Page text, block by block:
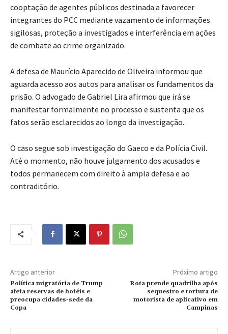
cooptação de agentes públicos destinada a favorecer
integrantes do PCC mediante vazamento de informações
sigilosas, proteção a investigados e interferência em ações
de combate ao crime organizado.
A defesa de Maurício Aparecido de Oliveira informou que
aguarda acesso aos autos para analisar os fundamentos da
prisão. O advogado de Gabriel Lira afirmou que irá se
manifestar formalmente no processo e sustenta que os
fatos serão esclarecidos ao longo da investigação.
O caso segue sob investigação do Gaeco e da Polícia Civil.
Até o momento, não houve julgamento dos acusados e
todos permanecem com direito à ampla defesa e ao
contraditório.
Artigo anterior
Política migratória de Trump
afeta reservas de hotéis e
preocupa cidades-sede da
Copa
Próximo artigo
Rota prende quadrilha após
sequestro e tortura de
motorista de aplicativo em
Campinas